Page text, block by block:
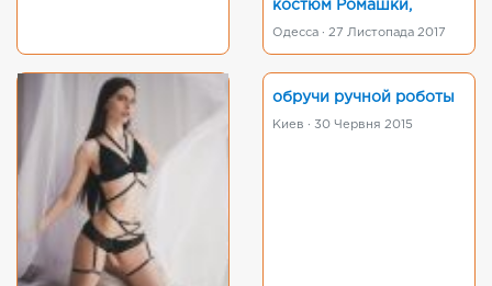
костюм Ромашки,
Одесса · 27 Листопада 2017
обручи ручной роботы
Киев · 30 Червня 2015